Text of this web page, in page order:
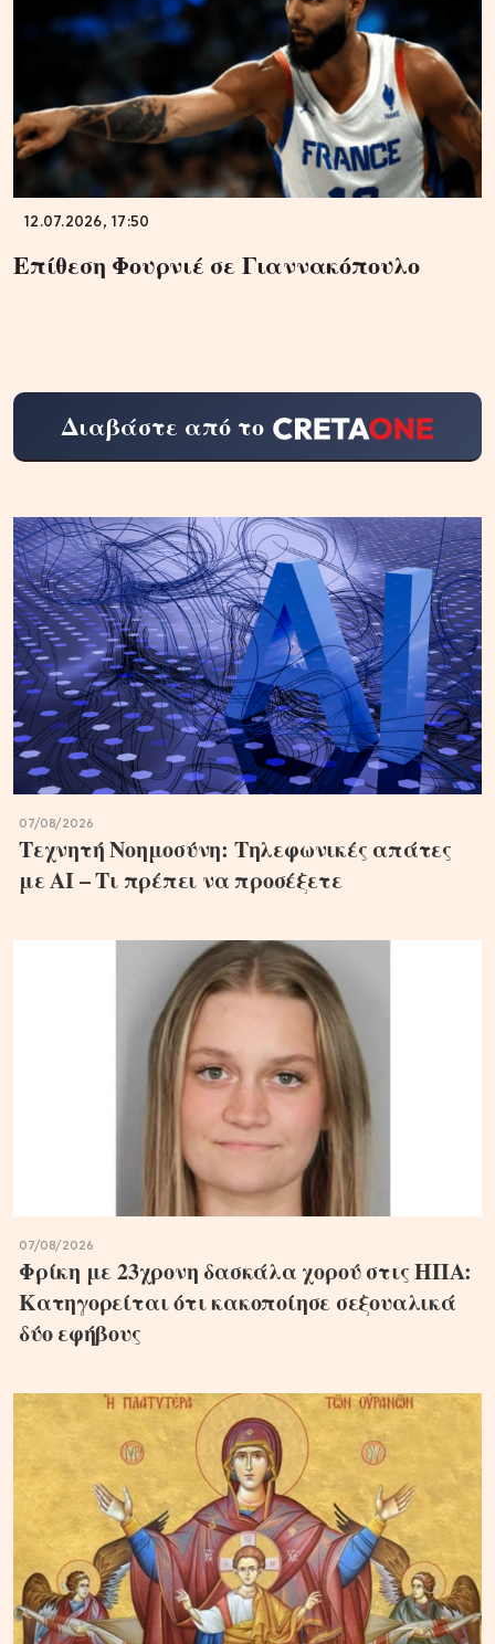
12.07.2026, 17:50
Επίθεση Φουρνιέ σε Γιαννακόπουλο
Διαβάστε από το
07/08/2026
Τεχνητή Νοημοσύνη: Τηλεφωνικές απάτες
με ΑΙ – Τι πρέπει να προσέξετε
07/08/2026
Φρίκη με 23χρονη δασκάλα χορού στις ΗΠΑ:
Κατηγορείται ότι κακοποίησε σεξουαλικά
δύο εφήβους